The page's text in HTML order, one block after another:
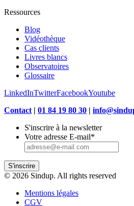
Ressources
Blog
Vidéothèque
Cas clients
Livres blancs
Observatoires
Glossaire
LinkedInTwitterFacebookYoutube
Contact | 01 84 19 80 30 |
S'inscrire à la newsletter
Votre adresse E-mail*
S'inscrire
© 2026 Sindup. All rights reserved
Mentions légales
CGV